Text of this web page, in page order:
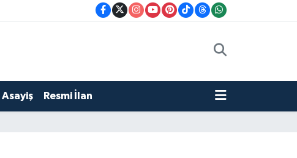
Asayiş Resmi İlan